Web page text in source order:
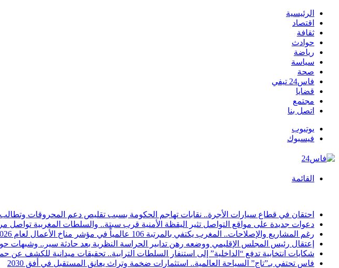
الرئيسية
اقتصاد
ثقافة
حوادث
رياضة
سياسة
صحة
فاس24 تيفي
قضايا
مجتمع
اتصل بنا
يوتيوب
فيسبوك
القائمة
احتقان في قطاع سيارات الأجرة.. نقابات تهاجم الحكومة بسبب تقليص دعم المحروقات
دعوات جديدة على مواقع التواصل تثير اليقظة الأمنية قرب سبتة.. والسلطات المغربية تواصل
رغم المشاريع والإصلاحات.. المغرب يكتفي بالمرتبة 106 عالمياً في مؤشر مناخ الأعمال لعام 2026
إعتقال رئيس المجلس الإقليمي ووضعه رهن تدابير الحراسة النظرية بعد حادثة سير.. وشبهات
شكايات انتخابية تدفع “الداخلية” إلى استنفار السلطات الترابية.. تحقيقات ميدانية للكشف عن
فاس تحتفي بـ”تاج” السياحة العالمية.. استثمارات ضخمة وتراث يعانق المستقبل في أفق 2030